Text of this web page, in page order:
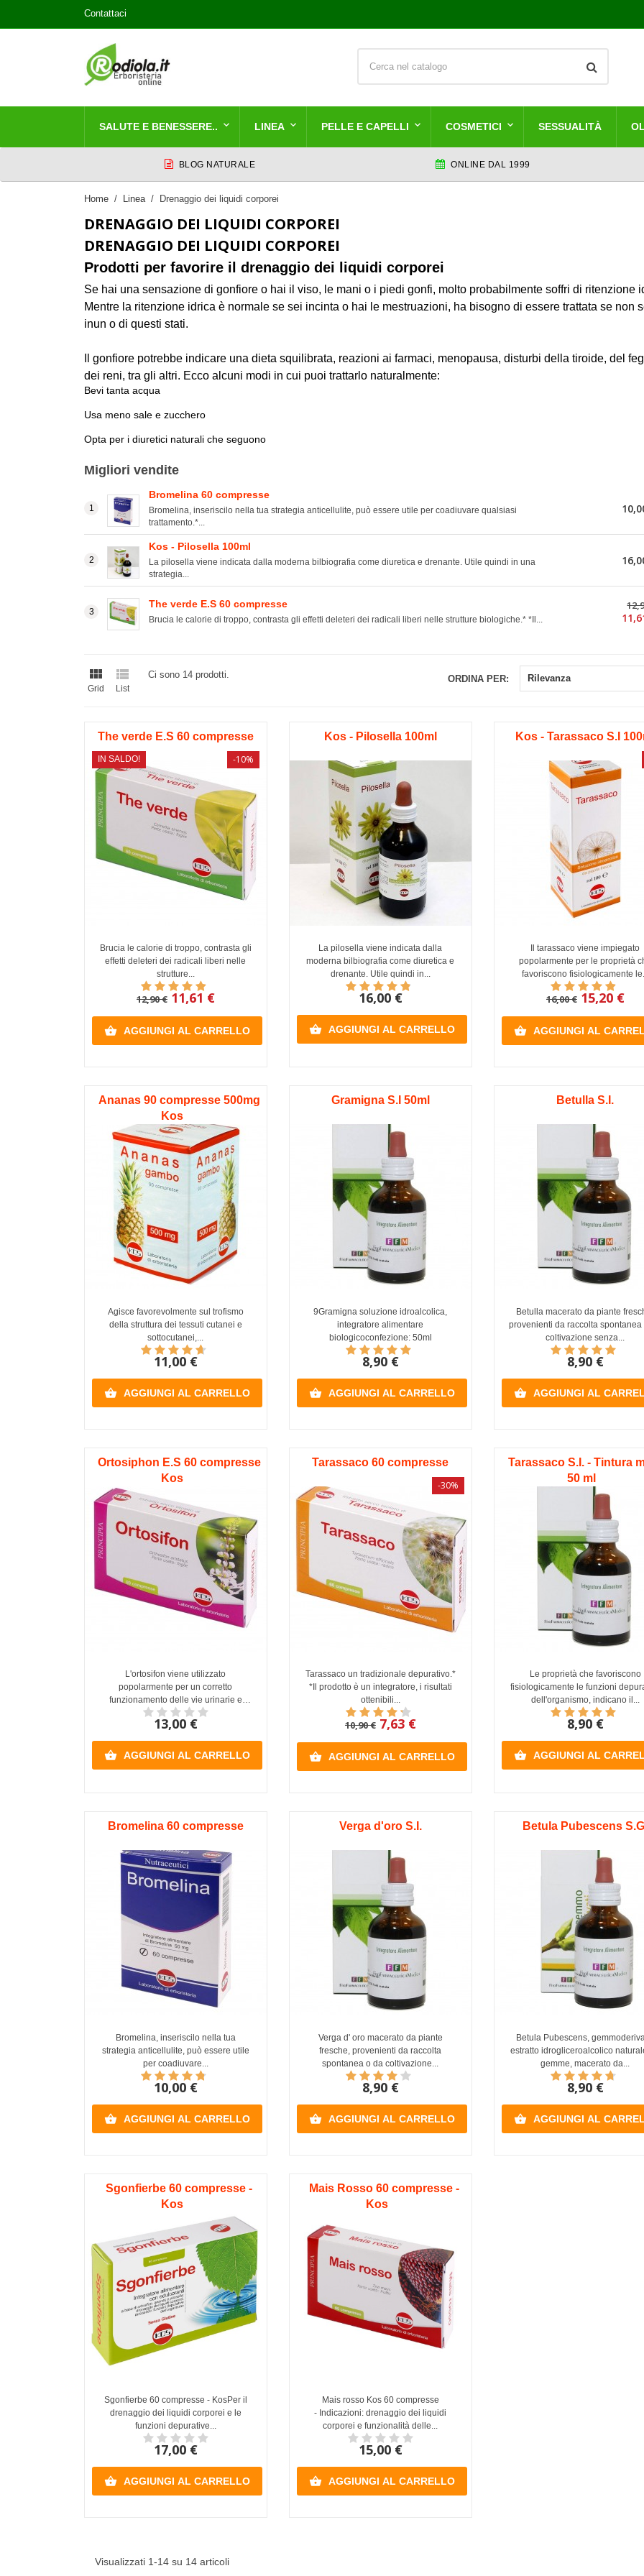
Contattaci
SALUTE E BENESSERE.. LINEA PELLE E CAPELLI COSMETICI SESSUALITÀ
BLOG NATURALE ONLINE DAL 1999
Home Linea Drenaggio dei liquidi corporei
DRENAGGIO DEI LIQUIDI CORPOREI
DRENAGGIO DEI LIQUIDI CORPOREI
Prodotti per favorire il drenaggio dei liquidi corporei
Se hai una sensazione di gonfiore o hai il viso, le mani o i piedi gonfi, molto probabilmente soffri di ritenzione
Mentre la ritenzione idrica è normale se sei incinta o hai le mestruazioni, ha bisogno di essere trattata se non
inun o di questi stati.
Il gonfiore potrebbe indicare una dieta squilibrata, reazioni ai farmaci, menopausa, disturbi della tiroide, del
dei reni, tra gli altri. Ecco alcuni modi in cui puoi trattarlo naturalmente:
Bevi tanta acqua
Usa meno sale e zucchero
Opta per i diuretici naturali che seguono
Migliori vendite
Bromelina 60 compresse
Bromelina, inseriscilo nella tua strategia anticellulite, può essere utile per coadiuvare qualsiasi
trattamento.*...
Kos - Pilosella 100ml
La pilosella viene indicata dalla moderna bilbiografia come diuretica e drenante. Utile quindi in una
strategia...
The verde E.S 60 compresse
Brucia le calorie di troppo, contrasta gli effetti deleteri dei radicali liberi nelle strutture biologiche.* *Il...

Grid

List
Ci sono 14 prodotti. ORDINA PER: Rilevanza
IN SALDO!
The verde E.S 60 compresse
Brucia le calorie di troppo, contrasta gli
effetti deleteri dei radicali liberi nelle
strutture...
12,90 €
-10%
11,61 €
 AGGIUNGI AL CARRELLO
Kos - Pilosella 100ml
La pilosella viene indicata dalla
moderna bilbiografia come diuretica e
drenante. Utile quindi in...
16,00 €
 AGGIUNGI AL CARRELLO
Kos - Tarassaco S.I
Il tarassaco viene impiegato
popolarmente per le proprietà
favoriscono fisiologicamente
16,00 € 15,20 €
 AGGIUNGI AL
Ananas 90 compresse 500mg
Kos
Agisce favorevolmente sul trofismo
della struttura dei tessuti cutanei e
sottocutanei,...
11,00 €
 AGGIUNGI AL CARRELLO
Gramigna S.I 50ml
9Gramigna soluzione idroalcolica,
integratore alimentare
biologicoconfezione: 50ml
8,90 €
 AGGIUNGI AL CARRELLO
Betulla S.I.
Betulla macerato da piante
provenienti da raccolta spontanea
coltivazione senza...
8,90 €
 AGGIUNGI AL
Ortosiphon E.S 60 compresse
Kos
L'ortosifon viene utilizzato
popolarmente per un corretto
funzionamento delle vie urinarie e
per...
13,00 €
 AGGIUNGI AL CARRELLO
Tarassaco 60 compresse
Tarassaco un tradizionale depurativo.*
*Il prodotto è un integratore, i risultati
ottenibili...
10,90 €
-30%
7,63 €
 AGGIUNGI AL CARRELLO
Tarassaco S.I. - Tintura
50 ml
Le proprietà che favoriscono
fisiologicamente le funzioni
dell'organismo, indicano il...
8,90 €
 AGGIUNGI AL
Bromelina 60 compresse
Bromelina, inseriscilo nella tua
strategia anticellulite, può essere utile
per coadiuvare...
10,00 €
 AGGIUNGI AL CARRELLO
Verga d'oro S.I.
Verga d' oro macerato da piante
fresche, provenienti da raccolta
spontanea o da coltivazione...
8,90 €
 AGGIUNGI AL CARRELLO
Betula Pubescens
Betula Pubescens,
estratto idrogliceroalcolico
gemme, macerato da...
8,90 €
 AGGIUNGI AL
Sgonfierbe 60 compresse -
Kos
Sgonfierbe 60 compresse - KosPer il
drenaggio dei liquidi corporei e le
funzioni depurative...
17,00 €
 AGGIUNGI AL CARRELLO
Mais Rosso 60 compresse -
Kos
Mais rosso Kos 60 compresse
- Indicazioni: drenaggio dei liquidi
corporei e funzionalità delle...
15,00 €
 AGGIUNGI AL CARRELLO
Visualizzati 1-14 su 14 articoli